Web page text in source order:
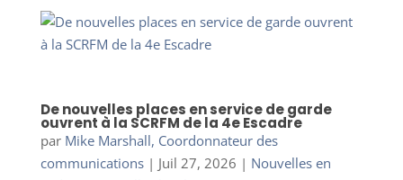
De nouvelles places en service de garde
ouvrent à la SCRFM de la 4e Escadre
par Mike Marshall, Coordonnateur des
communications| Juil 27, 2026 | Nouvelles en